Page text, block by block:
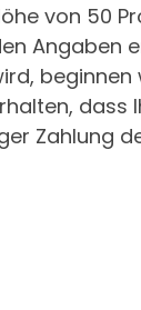
von 50
beginnen
dass
Zahlung